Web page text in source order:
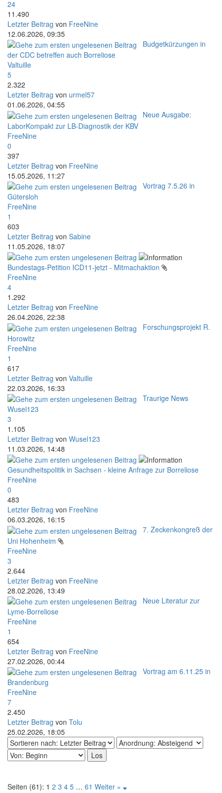
24
11.490
Letzter Beitrag von FreeNine
12.06.2026, 09:35
Budgetkürzungen in
der CDC betreffen auch Borreliose
Valtuille
5
2.322
Letzter Beitrag von urmel57
01.06.2026, 04:55
Neue Ausgabe:
LaborKompakt zur LB-Diagnostik der KBV
FreeNine
0
397
Letzter Beitrag von FreeNine
15.05.2026, 11:27
Vortrag 7.5.26 in
Gütersloh
FreeNine
1
603
Letzter Beitrag von Sabine
11.05.2026, 18:07
Bundestags-Petition ICD11-jetzt - Mitmachaktion
FreeNine
4
1.292
Letzter Beitrag von FreeNine
26.04.2026, 22:38
Forschungsprojekt R.
Horowitz
FreeNine
1
617
Letzter Beitrag von Valtuille
22.03.2026, 16:33
Traurige News
Wusel123
3
1.105
Letzter Beitrag von Wusel123
11.03.2026, 14:48
Gesundheitspolitik in Sachsen - kleine Anfrage zur Borreliose
FreeNine
0
483
Letzter Beitrag von FreeNine
06.03.2026, 16:15
7. Zeckenkongreß der
Uni Hohenheim
FreeNine
3
2.644
Letzter Beitrag von FreeNine
28.02.2026, 13:49
Neue Literatur zur
Lyme-Borreliose
FreeNine
1
654
Letzter Beitrag von FreeNine
27.02.2026, 00:44
Vortrag am 6.11.25 in
Brandenburg
FreeNine
7
2.450
Letzter Beitrag von Tolu
25.02.2026, 18:05
Seiten (61): 1 2 3 4 5 … 61 Weiter »